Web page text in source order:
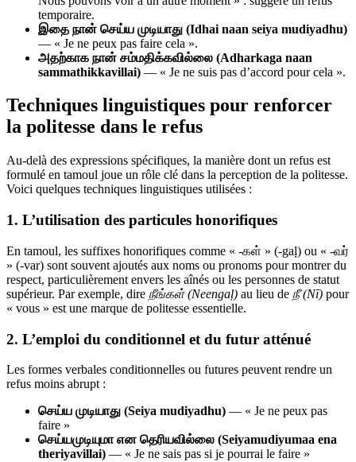
temporaire.
இதை நான் செய்ய முடியாது (Idhai naan seiya mudiyadhu)
— « Je ne peux pas faire cela ».
அதற்காக நான் சம்மதிக்கவில்லை (Adharkaga naan
sammathikkavillai) — « Je ne suis pas d’accord pour cela ».
Techniques linguistiques pour renforcer
la politesse dans le refus
Au-delà des expressions spécifiques, la manière dont un refus est
formulé en tamoul joue un rôle clé dans la perception de la politesse.
Voici quelques techniques linguistiques utilisées :
1. L’utilisation des particules honorifiques
En tamoul, les suffixes honorifiques comme « -கள் » (-gaḷ) ou « -வர்
» (-var) sont souvent ajoutés aux noms ou pronoms pour montrer du
respect, particulièrement envers les aînés ou les personnes de statut
supérieur. Par exemple, dire நீங்கள் (Neengaḷ) au lieu de நீ (Nī) pour
« vous » est une marque de politesse essentielle.
2. L’emploi du conditionnel et du futur atténué
Les formes verbales conditionnelles ou futures peuvent rendre un
refus moins abrupt :
செய்ய முடியாது (Seiya mudiyadhu) — « Je ne peux pas
faire »
செய்யமுடியுமா என தெரியவில்லை (Seiyamudiyumaa ena
theriyavillai) — « Je ne sais pas si je pourrai le faire »